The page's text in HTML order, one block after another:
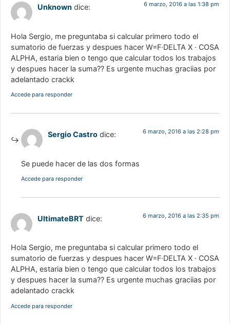
Unknown dice: 6 marzo, 2016 a las 1:38 pm
Hola Sergio, me preguntaba si calcular primero todo el
sumatorio de fuerzas y despues hacer W=F·DELTA X · COSA
ALPHA, estaria bien o tengo que calcular todos los trabajos
y despues hacer la suma?? Es urgente muchas graciias por
adelantado crackk
Accede para responder
Sergio Castro dice: 6 marzo, 2016 a las 2:28 pm
Se puede hacer de las dos formas
Accede para responder
UltimateBRT dice: 6 marzo, 2016 a las 2:35 pm
Hola Sergio, me preguntaba si calcular primero todo el
sumatorio de fuerzas y despues hacer W=F·DELTA X · COSA
ALPHA, estaria bien o tengo que calcular todos los trabajos
y despues hacer la suma?? Es urgente muchas graciias por
adelantado crackk
Accede para responder